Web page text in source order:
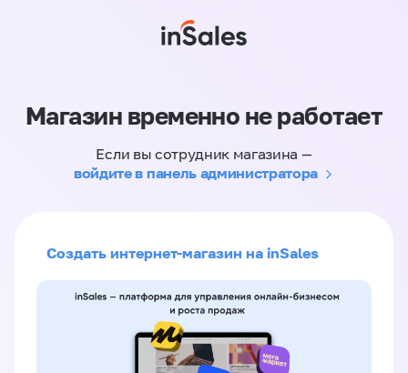
Магазин временно не работает
Если вы сотрудник магазина —
войдите в панель администратора
Создать интернет-магазин на inSales